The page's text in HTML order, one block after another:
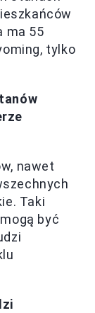
ma 55
tylko
nawet
Taki
być